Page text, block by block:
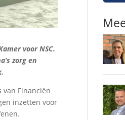
voor NSC.
zorg en
van Financiën
inzetten voor